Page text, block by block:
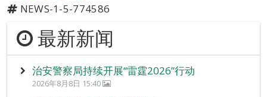
NEWS-1-5-774586
最新新闻
治安警察局持续开展“雷霆2026”行动
2026年8月8日 15:40